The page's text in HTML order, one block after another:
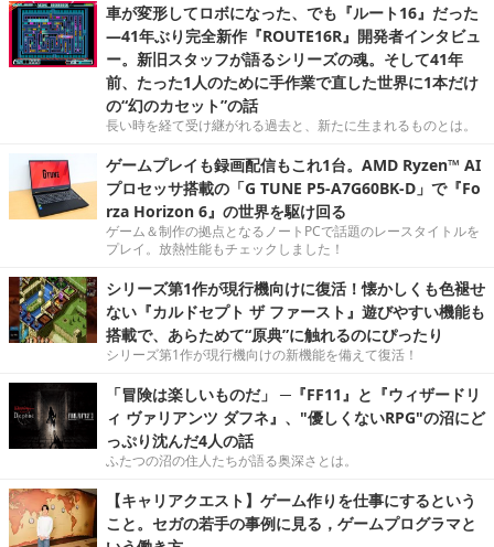
車が変形してロボになった、でも『ルート16』だった
―41年ぶり完全新作『ROUTE16R』開発者インタビュ
ー。新旧スタッフが語るシリーズの魂。そして41年
前、たった1人のために手作業で直した世界に1本だけ
の“幻のカセット”の話
長い時を経て受け継がれる過去と、新たに生まれるものとは。
ゲームプレイも録画配信もこれ1台。AMD Ryzen™ AI
プロセッサ搭載の「G TUNE P5-A7G60BK-D」で『Fo
rza Horizon 6』の世界を駆け回る
ゲーム＆制作の拠点となるノートPCで話題のレースタイトルを
プレイ。放熱性能もチェックしました！
シリーズ第1作が現行機向けに復活！懐かしくも色褪せ
ない『カルドセプト ザ ファースト』遊びやすい機能も
搭載で、あらためて“原典”に触れるのにぴったり
シリーズ第1作が現行機向けの新機能を備えて復活！
「冒険は楽しいものだ」 ─『FF11』と『ウィザードリ
ィ ヴァリアンツ ダフネ』、"優しくないRPG"の沼にど
っぷり沈んだ4人の話
ふたつの沼の住人たちが語る奥深さとは。
【キャリアクエスト】ゲーム作りを仕事にするという
こと。セガの若手の事例に見る，ゲームプログラマと